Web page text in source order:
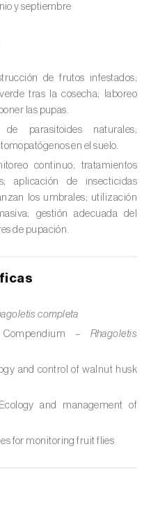
tenuis
(Planococcus
(Halyomorpha
apterus )
)
(Pseudococcus
(Planococcus citri )
Quadraspidiotus (=
y septiembre
de frutos infestados;
tras la cosecha; laboreo
las pupas.
de parasitoides naturales;
en el suelo.
continuo; tratamientos
aplicación de insecticidas
los umbrales; utilización
gestión adecuada del
de pupación.
completa
Compendium – Rhagoletis
and control of walnut husk
and management of
for monitoring fruit flies